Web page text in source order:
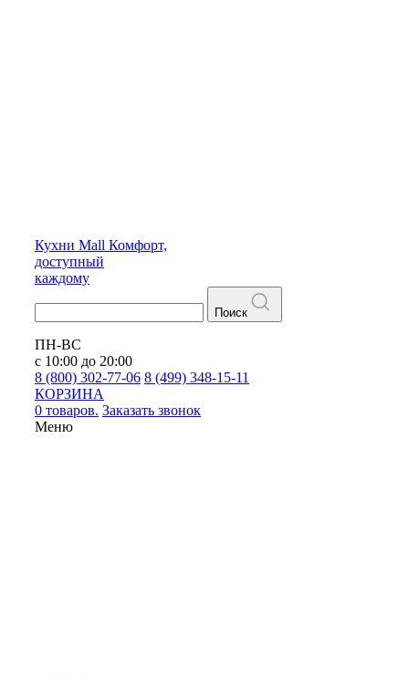
Кухни Mall Комфорт,
доступный
каждому
Поиск
ПН-ВС
с 10:00 до 20:00
8 (800) 302-77-06 8 (499) 348-15-11
КОРЗИНА
0 товаров. Заказать звонок
Меню